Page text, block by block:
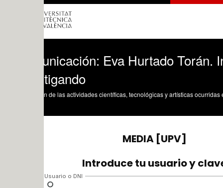
Eva Hurtado Torán.
de las actividades científicas, tecnológicas y artísticas ocurridas en los tres